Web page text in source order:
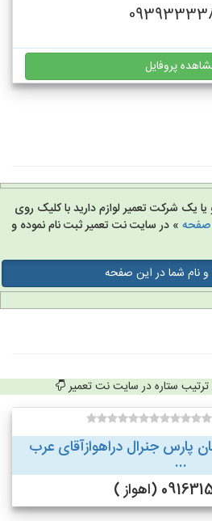
پروفایل
شرکت تعمیر لوازم دارید با کلیک روی
» در سایت نت تعمیر ثبت نام نموده و
نام شما در این صفحه
ستاره در سایت نت تعمیر
پارس جنرال دراهوازآقای عرب
...
(اهواز )